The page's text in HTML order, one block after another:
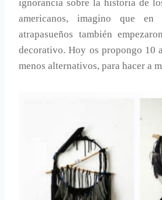
ignorancia sobre la historia de
americanos, imagino que
atrapasueños también
decorativo. Hoy os propongo 10
menos alternativos, para hacer a